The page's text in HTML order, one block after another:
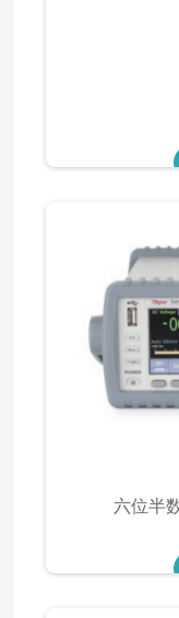
六位半